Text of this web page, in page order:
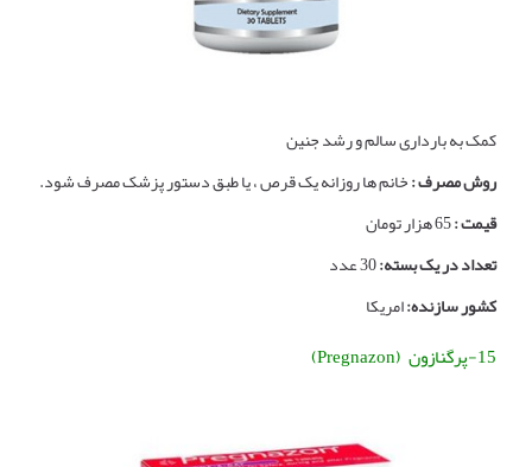
کمک به بارداری سالم و رشد جنین
روش مصرف :خانم ها روزانه یک قرص ، یا طبق دستور پزشک مصرف شود.
قیمت :65 هزار تومان
تعداد در یک بسته:30 عدد
کشور سازنده:امریکا
15-پرگنازون (Pregnazon)